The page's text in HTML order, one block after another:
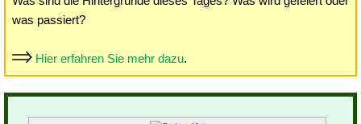
was passiert?
Hier erfahren Sie mehr dazu.